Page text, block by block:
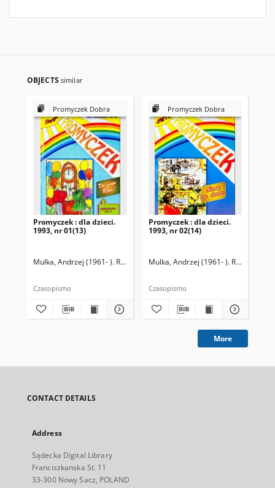
OBJECTS similar
Promyczek Dobra
Promyczek : dla dzieci.
1993, nr 01(13)
Mulka, Andrzej (1961- ). Redaktor naczelny
Czasopismo
Promyczek Dobra
Promyczek : dla dzieci.
1993, nr 02(14)
Mulka, Andrzej (1961- ). Redaktor
Czasopismo
More
CONTACT DETAILS
Address
Sądecka Digital Library
Franciszkanska St. 11
33-300 Nowy Sacz, POLAND